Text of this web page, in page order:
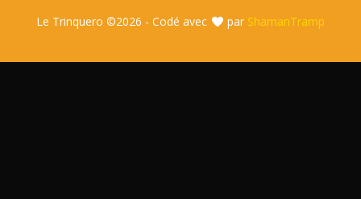
Le Trinquero ©2026 - Codé avec par ShamanTramp